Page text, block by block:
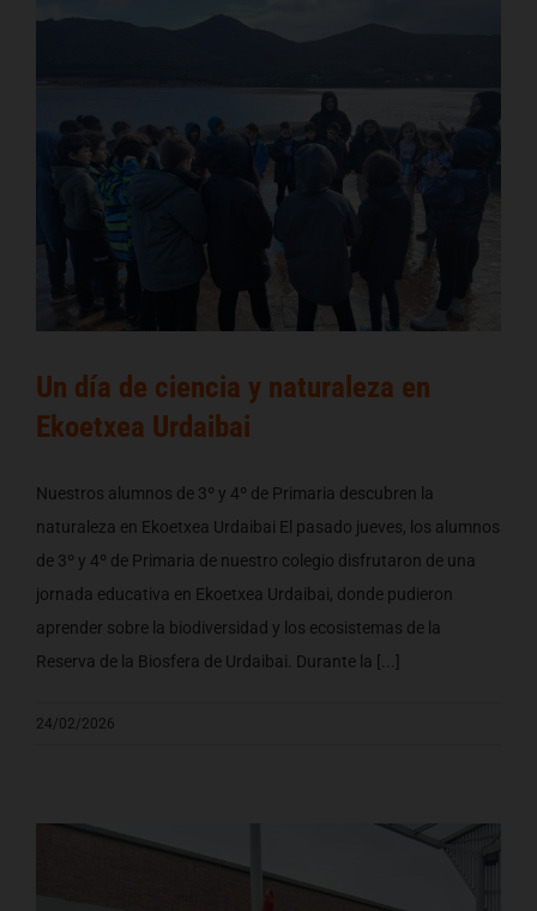
Un día de ciencia y naturaleza en
Ekoetxea Urdaibai
Nuestros alumnos de 3º y 4º de Primaria descubren la
naturaleza en Ekoetxea Urdaibai El pasado jueves, los alumnos
de 3º y 4º de Primaria de nuestro colegio disfrutaron de una
jornada educativa en Ekoetxea Urdaibai, donde pudieron
aprender sobre la biodiversidad y los ecosistemas de la
Reserva de la Biosfera de Urdaibai. Durante la [...]
24/02/2026